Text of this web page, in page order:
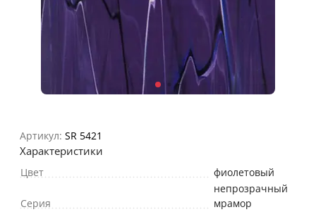
Артикул: SR 5421
Характеристики
Цвет фиолетовый
Серия
непрозрачный
мрамор